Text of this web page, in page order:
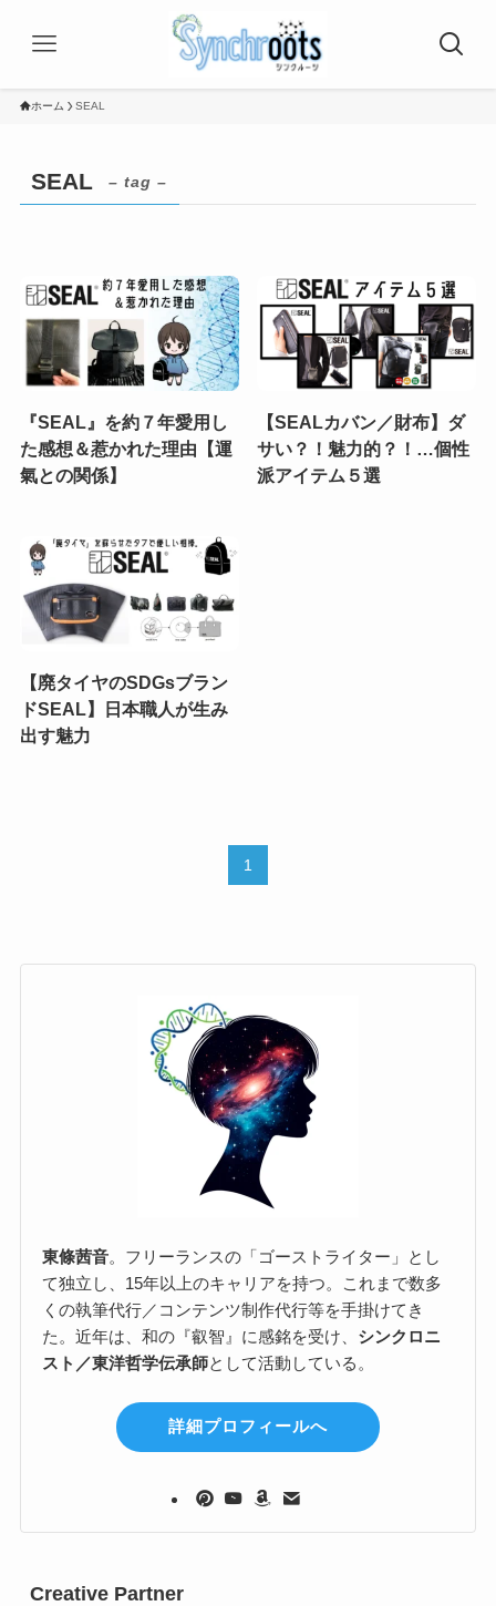
ホーム SEAL
SEAL – tag –
『SEAL』を約７年愛用し
た感想＆惹かれた理由【運
氣との関係】
【SEALカバン／財布】ダ
サい？！魅力的？！…個性
派アイテム５選
【廃タイヤのSDGsブラン
ドSEAL】日本職人が生み
出す魅力
1
東條茜音。フリーランスの「ゴーストライター」とし
て独立し、15年以上のキャリアを持つ。これまで数多
くの執筆代行／コンテンツ制作代行等を手掛けてき
た。近年は、和の『叡智』に感銘を受け、 シンクロニ
スト／東洋哲学伝承師として活動している。
詳細プロフィールへ
Creative Partner